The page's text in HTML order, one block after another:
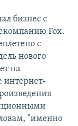
бизнес с
Foх.
с
нового
на
интернет-
"именно